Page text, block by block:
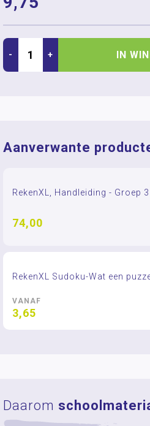
- + IN
Aanverwante
RekenXL, Handleiding - Groep 3
74,00
RekenXL Sudoku-Wat een
VANAF
3,65
Daarom